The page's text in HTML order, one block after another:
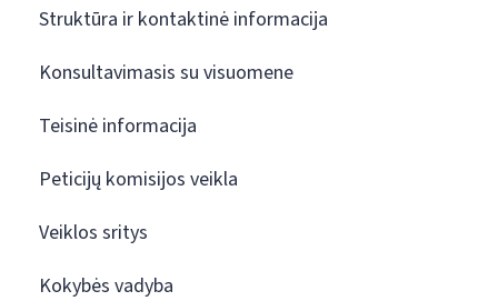
Struktūra ir kontaktinė informacija
Konsultavimasis su visuomene
Teisinė informacija
Peticijų komisijos veikla
Veiklos sritys
Kokybės vadyba